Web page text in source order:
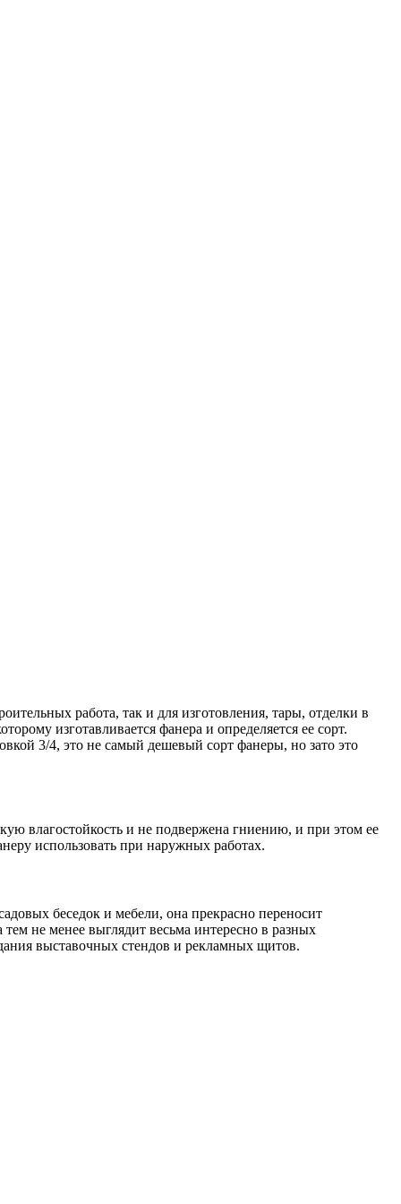
работа, так и для изготовления, тары, отделки в
изготавливается фанера и определяется ее сорт.
3/4, это не самый дешевый сорт фанеры, но зато это
влагостойкость и не подвержена гниению, и при этом ее
использовать при наружных работах.
беседок и мебели, она прекрасно переносит
не менее выглядит весьма интересно в разных
выставочных стендов и рекламных щитов.